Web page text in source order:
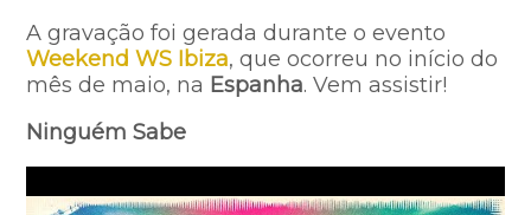
A gravação foi gerada durante o evento
Weekend WS Ibiza, que ocorreu no início do
mês de maio, na Espanha. Vem assistir!
Ninguém Sabe